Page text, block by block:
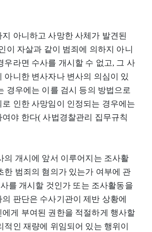
아니하고 사망한 사체가 발견된
이 자살과 같이 범죄에 의하지 아니
우라면 수사를 개시할 수 없고, 그 사
아니한 변사자나 변사의 의심이 있
경우에는 이를 검시 등의 방법으로
인한 사망임이 인정되는 경우에는
야 한다( 사법경찰관리 집무규칙
의 개시에 앞서 이루어지는 조사활
한 범죄의 혐의가 있는가 여부에 관
를 개시할 것인가 또는 조사활동을
판단은 수사기관이 제반 상황에
게 부여된 권한을 적절하게 행사할
적인 재량에 위임되어 있는 행위이